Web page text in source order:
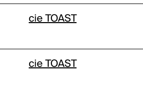
cie TOAST
cie TOAST